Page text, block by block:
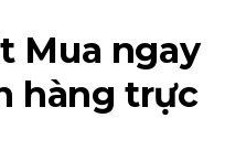
Mua ngay
hàng trực